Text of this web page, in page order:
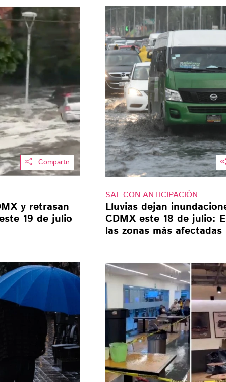
Compartir
y retrasan
19 de julio
SAL CON ANTICIPACIÓN
Lluvias dejan
CDMX este 18 de julio:
las zonas más afectadas